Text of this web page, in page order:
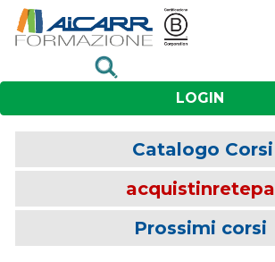
LOGIN
Catalogo Corsi
acquistinretepa
Prossimi corsi